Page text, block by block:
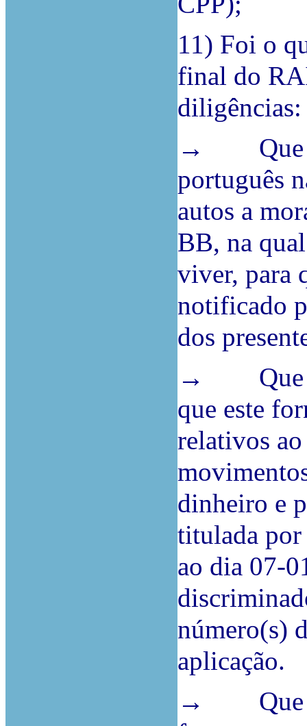
11) Foi o
final do
diligências:
→ Que
português
autos a
BB, na
viver, para
notificado
dos
→ Que
que este
relativos
dinheiro e
titulada
ao dia 07-
número(s)
aplicação.
→ Que